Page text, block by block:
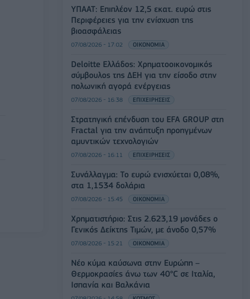
ΥΠΑΑΤ: Επιπλέον 12,5 εκατ. ευρώ στις
Περιφέρειες για την ενίσχυση της
βιοασφάλειας
07/08/2026 - 17:02 ΟΙΚΟΝΟΜΙΑ
Deloitte Ελλάδος: Χρηματοοικονομικός
σύμβουλος της ΔΕΗ για την είσοδο στην
πολωνική αγορά ενέργειας
07/08/2026 - 16:38 ΕΠΙΧΕΙΡΗΣΕΙΣ
Στρατηγική επένδυση του EFA GROUP στη
Fractal για την ανάπτυξη προηγμένων
αμυντικών τεχνολογιών
07/08/2026 - 16:11 ΕΠΙΧΕΙΡΗΣΕΙΣ
Συνάλλαγμα: Το ευρώ ενισχύεται 0,08%,
στα 1,1534 δολάρια
07/08/2026 - 15:45 ΟΙΚΟΝΟΜΙΑ
Χρηματιστήριο: Στις 2.623,19 μονάδες ο
Γενικός Δείκτης Τιμών, με άνοδο 0,57%
07/08/2026 - 15:21 ΟΙΚΟΝΟΜΙΑ
Νέο κύμα καύσωνα στην Ευρώπη –
Θερμοκρασίες άνω των 40°C σε Ιταλία,
Ισπανία και Βαλκάνια